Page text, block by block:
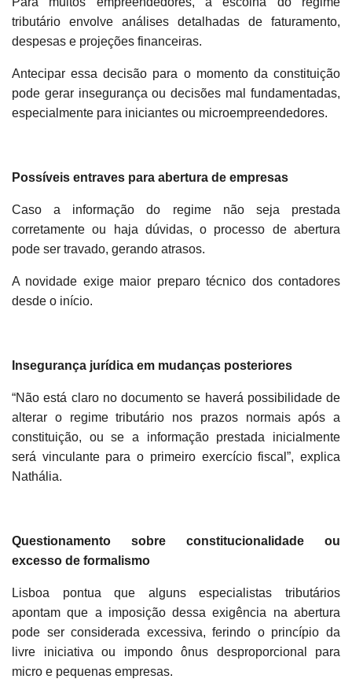
tributário envolve análises detalhadas de faturamento,
despesas e projeções financeiras.
Antecipar essa decisão para o momento da constituição
pode gerar insegurança ou decisões mal fundamentadas,
especialmente para iniciantes ou microempreendedores.
Possíveis entraves para abertura de empresas
Caso a informação do regime não seja prestada
corretamente ou haja dúvidas, o processo de abertura
pode ser travado, gerando atrasos.
A novidade exige maior preparo técnico dos contadores
desde o início.
Insegurança jurídica em mudanças posteriores
“Não está claro no documento se haverá possibilidade de
alterar o regime tributário nos prazos normais após a
constituição, ou se a informação prestada inicialmente
será vinculante para o primeiro exercício fiscal”, explica
Nathália.
Questionamento sobre constitucionalidade ou
excesso de formalismo
Lisboa pontua que alguns especialistas tributários
apontam que a imposição dessa exigência na abertura
pode ser considerada excessiva, ferindo o princípio da
livre iniciativa ou impondo ônus desproporcional para
micro e pequenas empresas.